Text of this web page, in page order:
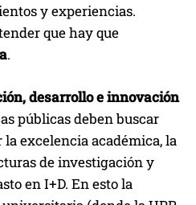
y experiencias.
que hay que
.
desarrollo e innovación
públicas deben buscar
excelencia académica, la
de investigación y
en I+D. En esto la